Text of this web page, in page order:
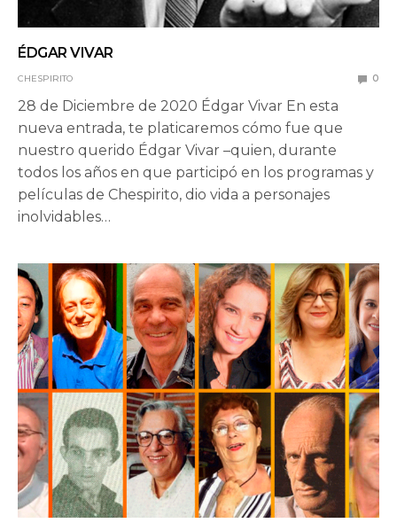
ÉDGAR VIVAR
CHESPIRITO 0
28 de Diciembre de 2020 Édgar Vivar En esta
nueva entrada, te platicaremos cómo fue que
nuestro querido Édgar Vivar –quien, durante
todos los años en que participó en los programas y
películas de Chespirito, dio vida a personajes
inolvidables…